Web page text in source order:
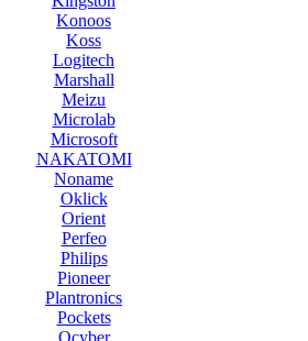
Konoos
Koss
Logitech
Marshall
Meizu
Microlab
Microsoft
NAKATOMI
Noname
Oklick
Orient
Perfeo
Philips
Pioneer
Plantronics
Pockets
Qcyber